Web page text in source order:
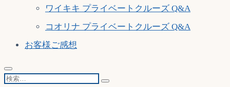
ワイキキ プライベートクルーズ Q&A
コオリナ プライベートクルーズ Q&A
お客様ご感想
検